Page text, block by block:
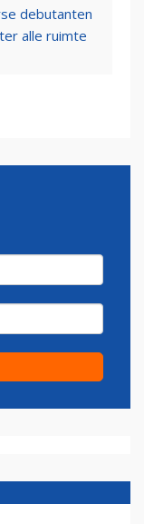
debutanten
alle ruimte